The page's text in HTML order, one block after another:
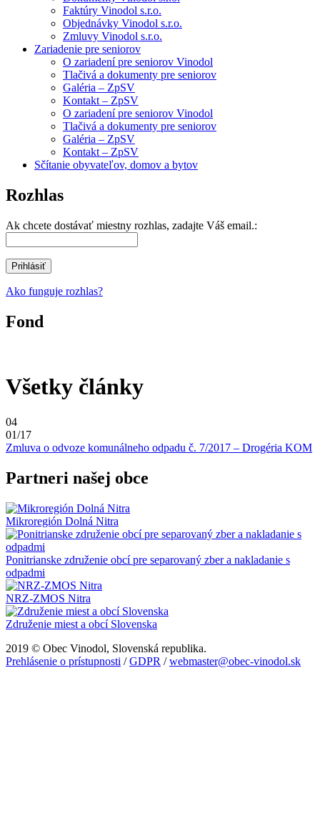
Faktúry Vinodol s.r.o.
Objednávky Vinodol s.r.o.
Zmluvy Vinodol s.r.o.
Zariadenie pre seniorov
O zariadení pre seniorov Vinodol
Tlačivá a dokumenty pre seniorov
Galéria – ZpSV
Kontakt – ZpSV
O zariadení pre seniorov Vinodol
Tlačivá a dokumenty pre seniorov
Galéria – ZpSV
Kontakt – ZpSV
Sčítanie obyvateľov, domov a bytov
Rozhlas
Ak chcete dostávať miestny rozhlas, zadajte Váš email.:
Ako funguje rozhlas?
Fond
Všetky články
04
01/17
Zmluva o odvoze komunálneho odpadu č. 7/2017 – Drogéria KOM
Partneri našej obce
Mikroregión Dolná Nitra
Ponitrianske združenie obcí pre separovaný zber a nakladanie s
odpadmi
NRZ-ZMOS Nitra
Združenie miest a obcí Slovenska
2019 © Obec Vinodol, Slovenská republika.
Prehlásenie o prístupnosti /GDPR /webmaster@obec-vinodol.sk